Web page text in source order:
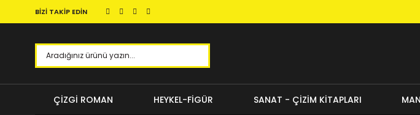
BİZİ TAKİP EDİN
ÇİZGİ ROMAN HEYKEL-FİGÜR SANAT - ÇİZİM KİTAPLARI